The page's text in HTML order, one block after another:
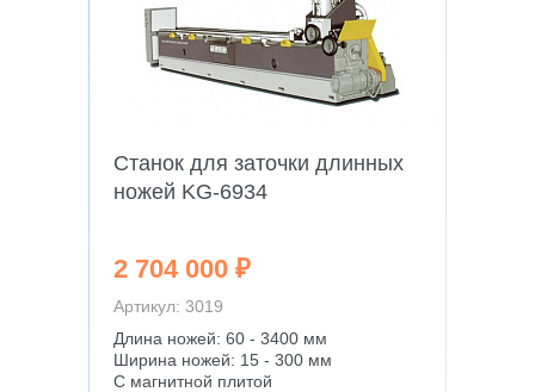
Станок для заточки длинных
ножей KG-6934
2 704 000 ₽
Артикул: 3019
Длина ножей: 60 - 3400 мм
Ширина ножей: 15 - 300 мм
С магнитной плитой